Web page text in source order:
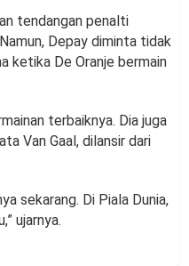
tendangan penalti
Depay diminta tidak
ketika De Oranje bermain
terbaiknya. Dia juga
Van Gaal, dilansir dari
sekarang. Di Piala Dunia,
ujarnya.